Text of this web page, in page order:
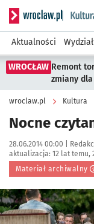
Serwis
Aktualności
WROCŁAW Remont
zmiany
wroclaw.pl Kultura
Nocne
Data publikacji:
28.06.2014 00:00 | Autor:
aktualizacja: 12 lat temu,
Materiał archiwalny
Kliknij, aby